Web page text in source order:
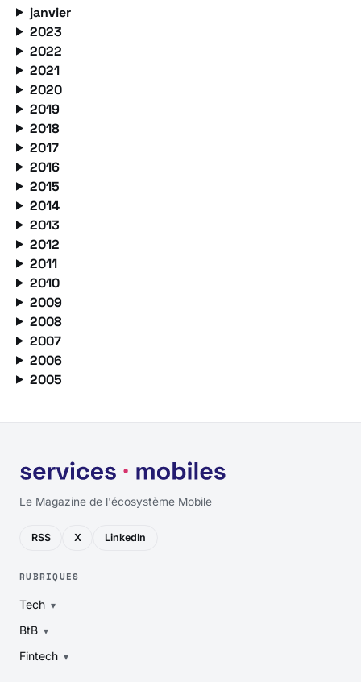
janvier
2023
2022
2021
2020
2019
2018
2017
2016
2015
2014
2013
2012
2011
2010
2009
2008
2007
2006
2005
Le Magazine de l'écosystème Mobile
RSS X LinkedIn
RUBRIQUES
Tech
BtB
Fintech